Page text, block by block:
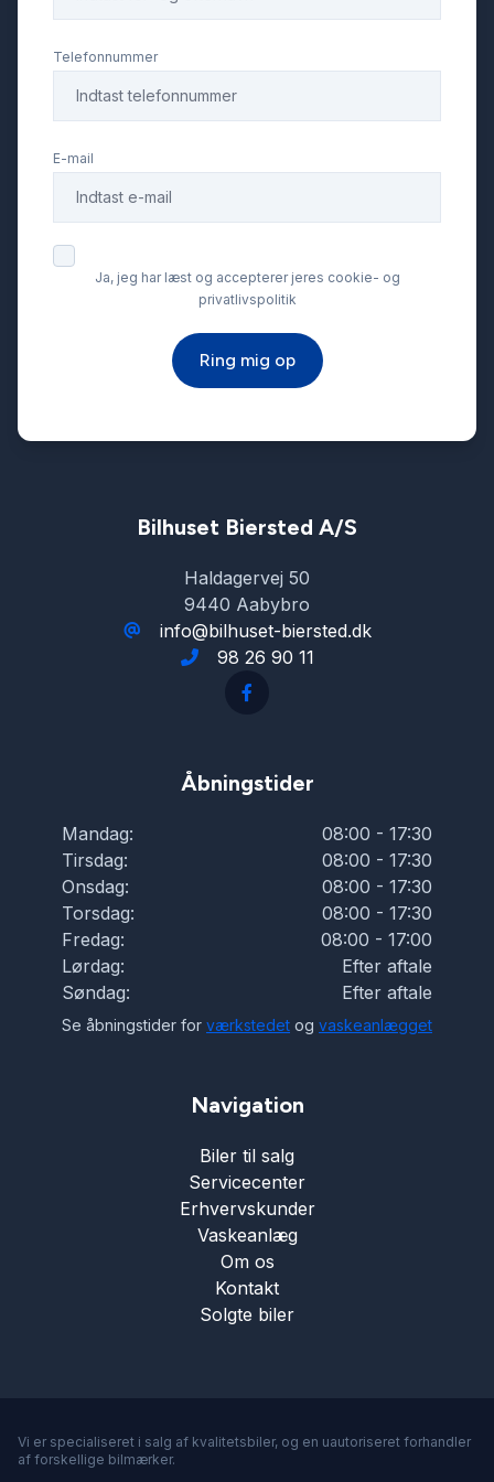
Højdejusterbare forsæder
Infocenter
Isofix
Musikstreaming via bluetooth
Nøglefri betjening
Parkeringssensor bagved
Service OK
Servostyring
Splitbagsæder
Trådløs mobilopladning
Telefonnummer
E-mail
Ja, jeg har læst og accepterer jeres cookie- og
privatlivspolitik
Ring mig op
Bilhuset Biersted A/S
Haldagervej 50
9440 Aabybro
info@bilhuset-biersted.dk
98 26 90 11
Åbningstider
Mandag:
08:00 - 17:30
Tirsdag:
08:00 - 17:30
Onsdag:
08:00 - 17:30
Torsdag:
08:00 - 17:30
Fredag:
08:00 - 17:00
Lørdag:
Efter aftale
Søndag:
Efter aftale
Se åbningstider for værkstedet og vaskeanlægget
Navigation
Biler til salg
Servicecenter
Erhvervskunder
Vaskeanlæg
Om os
Kontakt
Solgte biler
Vi er specialiseret i salg af kvalitetsbiler, og en uautoriseret forhandler
af forskellige bilmærker.